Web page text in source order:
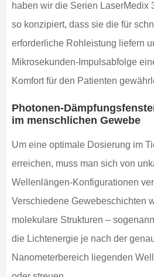
haben wir die Serien LaserMedix
so konzipiert, dass sie die für
erforderliche Rohleistung liefern
Mikrosekunden-Impulsabfolge
Komfort für den Patienten
Photonen-
im menschlichen Gewebe
Um eine optimale Dosierung im
erreichen, muss man sich von
Wellenlängen-Konfigurationen
Verschiedene Gewebeschichten
molekulare Strukturen –
die Lichtenergie je nach der
Nanometerbereich liegenden